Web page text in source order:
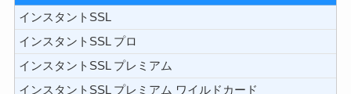
インスタントSSL
インスタントSSL プロ
インスタントSSL プレミアム
インスタントSSL プレミアム ワイルドカード